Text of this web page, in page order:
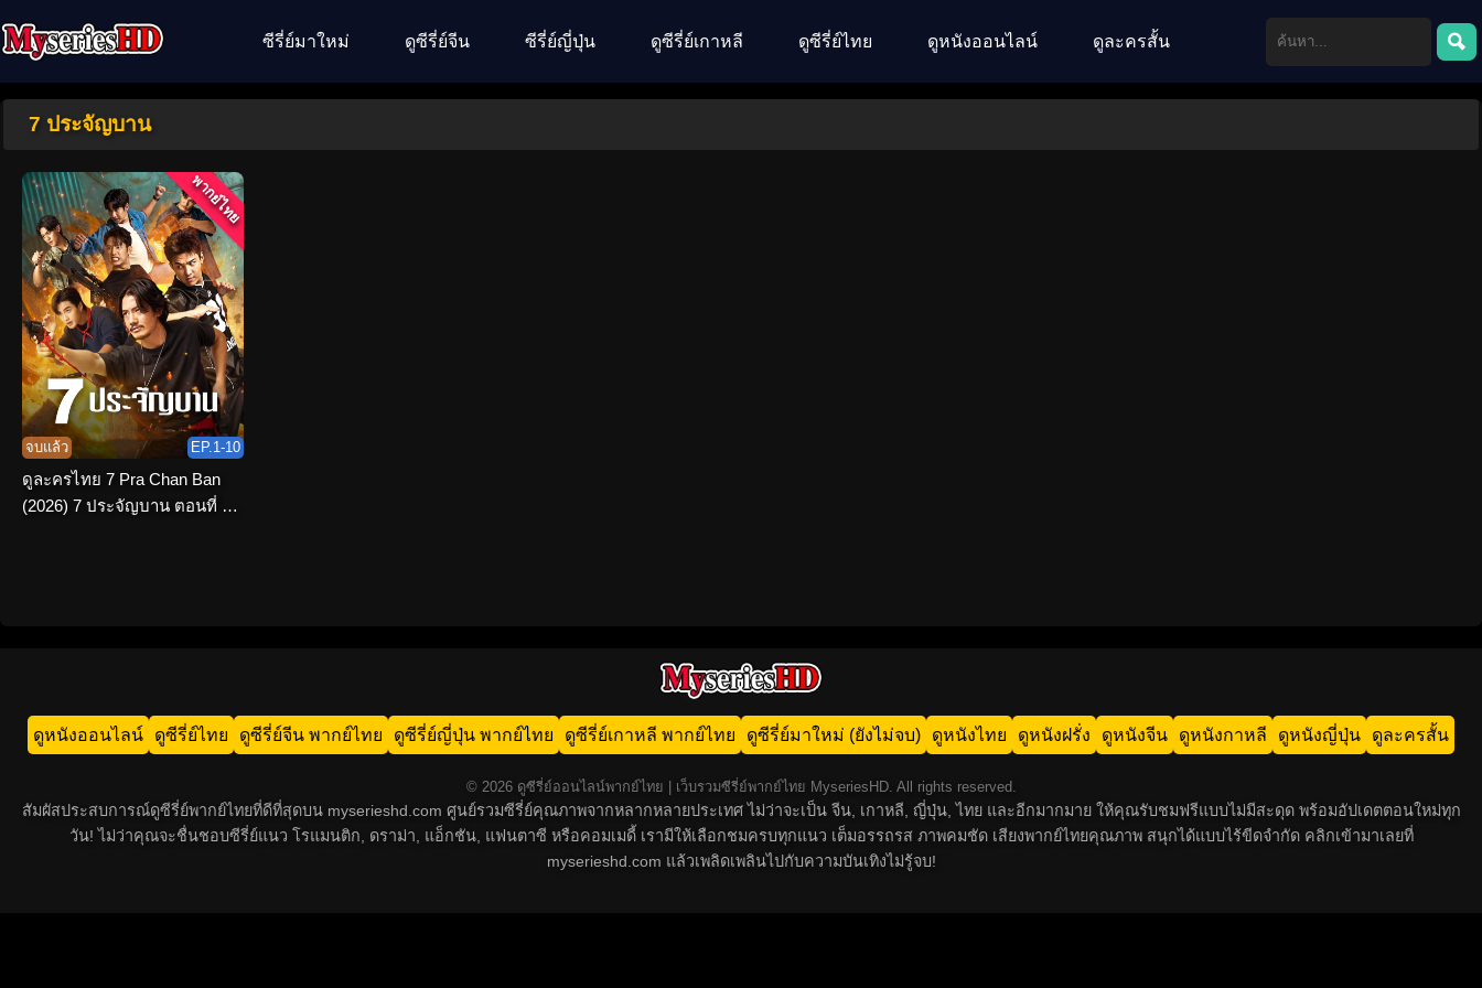
ซีรี่ย์มาใหม่ ดูซีรี่ย์จีน ซีรี่ย์ญี่ปุ่น ดูซีรี่ย์เกาหลี ดูซีรี่ย์ไทย ดูหนังออนไลน์ ดูละครสั้น
7 ประจัญบาน
จบแล้ว EP.1-10
พากย์ไทย
ดูละครไทย 7 Pra Chan Ban
(2026) 7 ประจัญบาน ตอนที่ 1-
ดูหนังออนไลน์ ดูซีรี่ย์ไทย ดูซีรี่ย์จีน พากย์ไทย ดูซีรี่ย์ญี่ปุ่น พากย์ไทย ดูซีรี่ย์เกาหลี พากย์ไทย ดูซีรี่ย์มาใหม่ (ยังไม่จบ) ดูหนังไทย ดูหนังฝรั่ง ดูหนังจีน ดูหนังกาหลี ดูหนังญี่ปุ่น ดูละครสั้น
© 2026 ดูซีรี่ย์ออนไลน์พากย์ไทย | เว็บรวมซีรี่ย์พากย์ไทย MyseriesHD. All rights reserved.
สัมผัสประสบการณ์ดูซีรี่ย์พากย์ไทยที่ดีที่สุดบน myserieshd.com ศูนย์รวมซีรี่ย์คุณภาพจากหลากหลายประเทศ ไม่ว่าจะเป็น จีน, เกาหลี, ญี่ปุ่น, ไทย และอีกมากมาย ให้คุณรับชมฟรีแบบไม่มีสะดุด พร้อมอัปเดตตอนใหม่ทุก
วัน! ไม่ว่าคุณจะชื่นชอบซีรี่ย์แนว โรแมนติก, ดราม่า, แอ็กชัน, แฟนตาซี หรือคอมเมดี้ เรามีให้เลือกชมครบทุกแนว เต็มอรรถรส ภาพคมชัด เสียงพากย์ไทยคุณภาพ สนุกได้แบบไร้ขีดจำกัด คลิกเข้ามาเลยที่
myserieshd.com แล้วเพลิดเพลินไปกับความบันเทิงไม่รู้จบ!